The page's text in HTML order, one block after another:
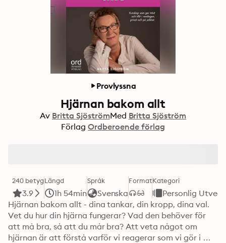
Provlyssna
Hjärnan bakom allt
Av Britta SjöströmMed Britta Sjöström
Förlag Ordberoende förlag
240 betyg
3.9
Längd
1h 54min
Språk
Svenska
FormatKategori
Personlig
Hjärnan bakom allt - dina tankar, din kropp, dina val.
Vet du hur din hjärna fungerar? Vad den behöver för
att må bra, så att du mår bra? Att veta något om
hjärnan är att förstå varför vi reagerar som vi gör i